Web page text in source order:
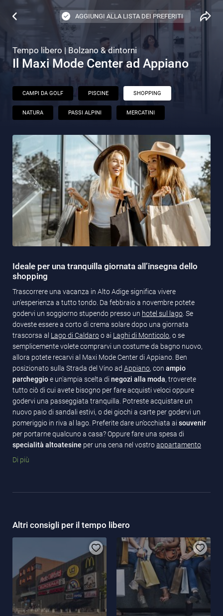
AGGIUNGI ALLA LISTA DEI PREFERITI
Tempo libero | Bolzano & dintorni
Il Maxi Mode Center ad Appiano
CAMPI DA GOLF PISCINE SHOPPING
NATURA PASSI ALPINI MERCATINI
Ideale per una tranquilla giornata all’insegna dello
shopping
Trascorrere una vacanza in Alto Adige significa vivere
un’esperienza a tutto tondo. Da febbraio a novembre potete
godervi un soggiorno stupendo presso un hotel sul lago . Se
doveste essere a corto di crema solare dopo una giornata
trascorsa al Lago di Caldaroo ai Laghi di Monticolo, o se
semplicemente volete comprarvi un costume da bagno nuovo,
allora potete recarvi al Maxi Mode Center di Appiano. Ben
posizionato sulla Strada del Vino ad Appiano, con ampio
parcheggioe un'ampia scelta di negozi alla moda, troverete
tutto ciò di cui avete bisogno per fare acquisti veloci oppure
godervi una passeggiata tranquilla. Potreste acquistare un
nuovo paio di sandali estivi, o dei giochi a carte per godervi un
pomeriggio in riva al lago. Preferite dare un’occhiata ai souvenir
per portarne qualcuno a casa? Oppure fare una spesa di
specialità altoatesine per una cena nel vostroappartamento
vacanze in Alto Adige
Di più
Altri consigli per il tempo libero